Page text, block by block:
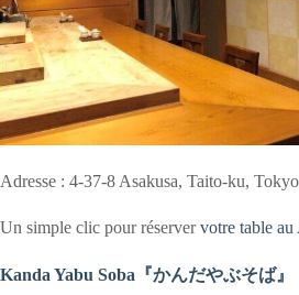
Adresse : 4-37-8 Asakusa, Taito-ku,
Un simple clic pour réservervotre table au
Kanda Yabu Soba『かんだやぶそば』